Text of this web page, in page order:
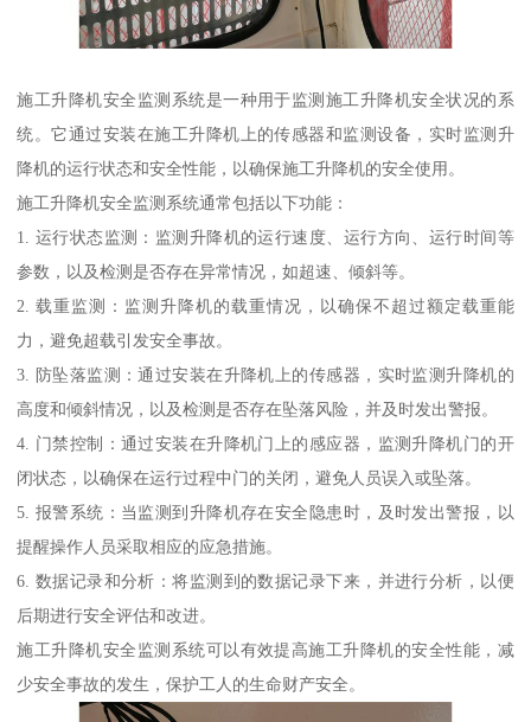
施工升降机安全监测系统是一种用于监测施工升降机安全状况的系
统。它通过安装在施工升降机上的传感器和监测设备，实时监测升
降机的运行状态和安全性能，以确保施工升降机的安全使用。
施工升降机安全监测系统通常包括以下功能：
1. 运行状态监测：监测升降机的运行速度、运行方向、运行时间等
参数，以及检测是否存在异常情况，如超速、倾斜等。
2. 载重监测：监测升降机的载重情况，以确保不超过额定载重能
力，避免超载引发安全事故。
3. 防坠落监测：通过安装在升降机上的传感器，实时监测升降机的
高度和倾斜情况，以及检测是否存在坠落风险，并及时发出警报。
4. 门禁控制：通过安装在升降机门上的感应器，监测升降机门的开
闭状态，以确保在运行过程中门的关闭，避免人员误入或坠落。
5. 报警系统：当监测到升降机存在安全隐患时，及时发出警报，以
提醒操作人员采取相应的应急措施。
6. 数据记录和分析：将监测到的数据记录下来，并进行分析，以便
后期进行安全评估和改进。
施工升降机安全监测系统可以有效提高施工升降机的安全性能，减
少安全事故的发生，保护工人的生命财产安全。